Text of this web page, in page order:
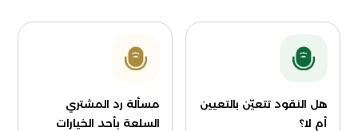
هل النقود تتعيّن بالتعيين
أم لا؟
مسألة رد المشتري
السلعة بأحد الخيارات